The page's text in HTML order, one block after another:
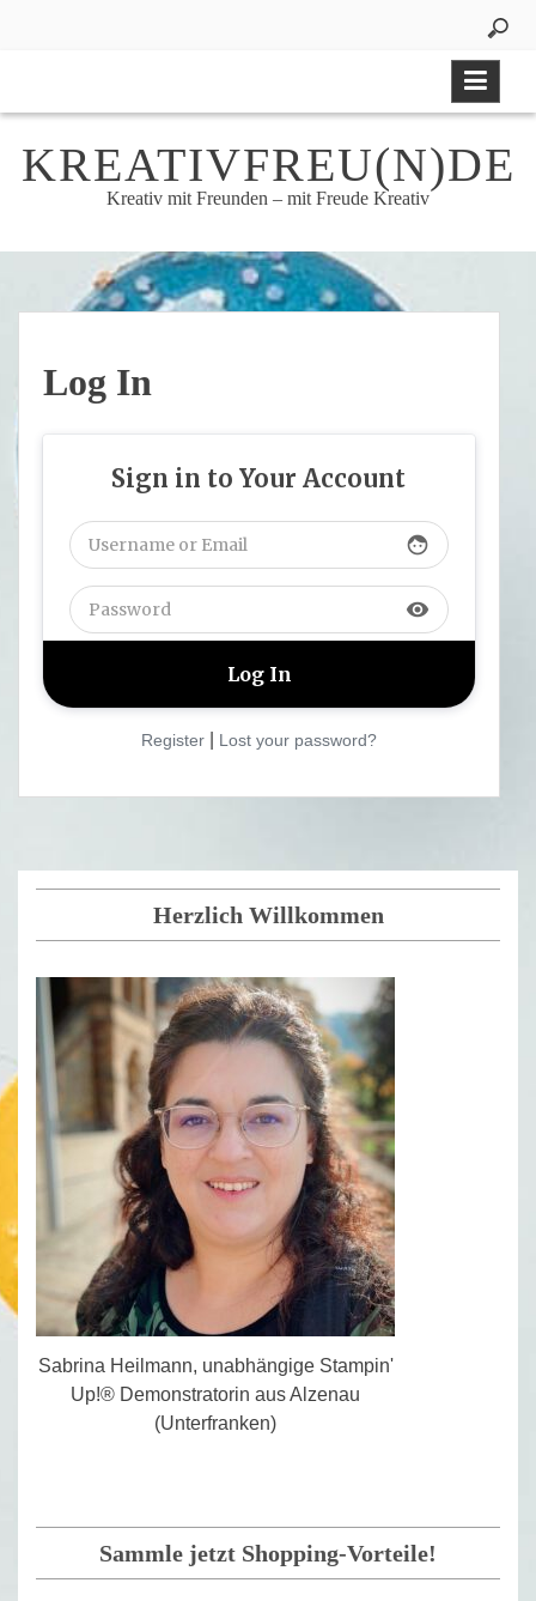
KREATIVFREU(N)DE
Kreativ mit Freunden – mit Freude Kreativ
Log In
Sign in to Your Account
face
visibility
Register Lost your password?
Herzlich Willkommen
Sabrina Heilmann, unabhängige Stampin'
Up!® Demonstratorin aus Alzenau
(Unterfranken)
Sammle jetzt Shopping-Vorteile!